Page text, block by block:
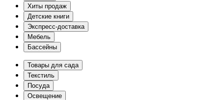
Хиты продаж
Детские книги
Экспресс-доставка
Мебель
Бассейны
Товары для сада
Текстиль
Посуда
Освещение